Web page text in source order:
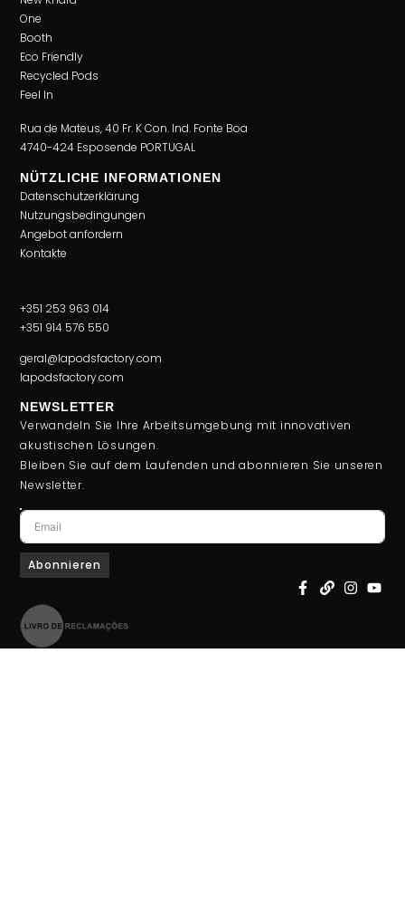
One
Booth
Eco Friendly
Recycled Pods
Feel In
Rua de Mateus, 40 Fr. K Con. Ind. Fonte Boa
4740-424 Esposende PORTUGAL
NÜTZLICHE INFORMATIONEN
Datenschutzerklärung
Nutzungsbedingungen
Angebot anfordern
Kontakte
+351 253 963 014
+351 914 576 550
geral@lapodsfactory.com
lapodsfactory.com
NEWSLETTER
Verwandeln Sie Ihre Arbeitsumgebung mit innovativen
akustischen Lösungen.
Bleiben Sie auf dem Laufenden und abonnieren Sie unseren
Newsletter.
Abonnieren